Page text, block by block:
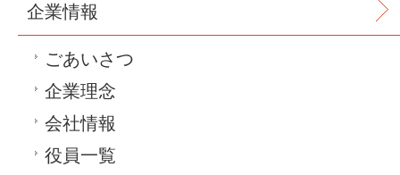
企業情報
ごあいさつ
企業理念
会社情報
役員一覧